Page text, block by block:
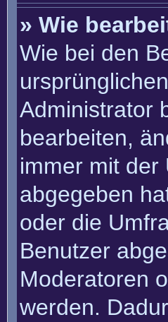
» Wie
Wie bei den
Administrator
bearbeiten,
immer mit der
abgegeben
oder die
Benutzer
Moderatoren
werden.